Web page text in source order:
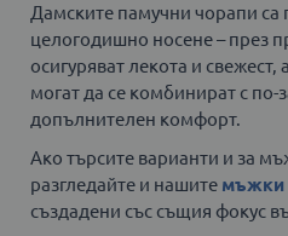
Дамските памучни чорапи са
целогодишно носене – през
осигуряват лекота и
могат да се комбинират с по-
допълнителен комфорт.
Ако търсите варианти и за
разгледайте и нашите мъжки
създадени със същия фокус